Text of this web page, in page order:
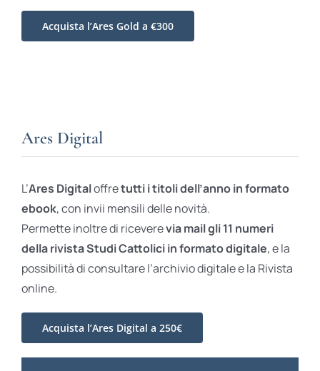
Acquista l’Ares Gold a €300
Ares Digital
L’Ares Digitaloffretutti i titoli dell’anno in formato
ebook, con invii mensili delle novità.
Permette inoltre di riceverevia mail gli 11 numeri
della rivista Studi Cattolici in formato digitale, e la
possibilità di consultare l’archivio digitale e la Rivista
online.
Acquista l’Ares Digital a 250€